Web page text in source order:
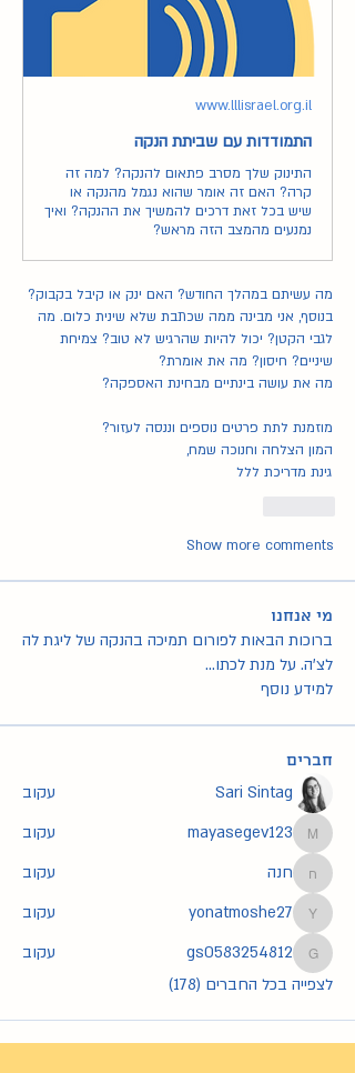
www.lllisrael.org.il
התמודדות עם שביתת הנקה
התינוק שלך מסרב פתאום להנקה? למה זה
קרה? האם זה אומר שהוא נגמל מהנקה או
שיש בכל זאת דרכים להמשיך את ההנקה? ואיך
נמנעים מהמצב הזה מראש?
מה עשיתם במהלך החודש? האם ינק או קיבל בקבוק?
שיניים? חיסון? מה את אומרת?
מה את עושה בינתיים מבחינת האספקה?
מוזמנת לתת פרטים נוספים וננסה לעזור?
המון הצלחה וחנוכה שמח,
גינת מדריכת ללל
Show more comments
מי אנחנו
ברוכות הבאות לפורום תמיכה בהנקה של ליגת לה
לצ'ה. על מנת לכתו...
למידע נוסף
חברים
Sari Sintag עקוב
mayasegev123
mayasegev123 עקוב
חנהחנה עקוב
yonatmoshe27
yonatmoshe27 עקוב
gs0583254812
gs0583254812
עקוב
לצפייה בכל החברים (178)